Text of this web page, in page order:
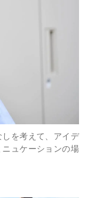
しを考えて、アイデ
ュケーションの場